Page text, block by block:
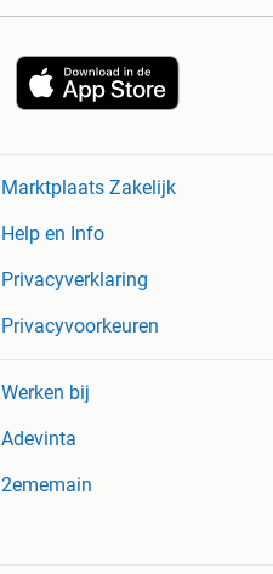
Marktplaats Zakelijk
Help en Info
Privacyverklaring
Privacyvoorkeuren
Werken bij
Adevinta
2ememain